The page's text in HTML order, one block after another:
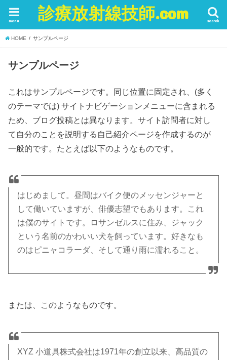
診療放射線技師.com search
menu
HOME サンプルページ
サンプルページ
これはサンプルページです。同じ位置に固定され、(多く
のテーマでは) サイトナビゲーションメニューに含まれる
ため、ブログ投稿とは異なります。サイト訪問者に対し
て自分のことを説明する自己紹介ページを作成するのが
一般的です。たとえば以下のようなものです。
はじめまして。昼間はバイク便のメッセンジャーと
して働いていますが、俳優志望でもあります。これ
は僕のサイトです。ロサンゼルスに住み、ジャック
という名前のかわいい犬を飼っています。好きなも
のはピニャコラーダ、そして通り雨に濡れること。
または、このようなものです。
XYZ 小道具株式会社は1971年の創立以来、高品質の